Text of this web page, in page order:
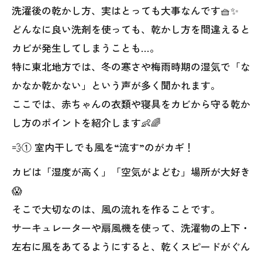
洗濯後の乾かし方、実はとっても大事なんです🧺✨
どんなに良い洗剤を使っても、乾かし方を間違えると
カビが発生してしまうことも…。
特に東北地方では、冬の寒さや梅雨時期の湿気で「な
かなか乾かない」という声が多く聞かれます。
ここでは、赤ちゃんの衣類や寝具をカビから守る乾か
し方のポイントを紹介します👶🌈
💨① 室内干しでも風を“流す”のがカギ！
カビは「湿度が高く」「空気がよどむ」場所が大好き
😱
そこで大切なのは、風の流れを作ることです。
サーキュレーターや扇風機を使って、洗濯物の上下・
左右に風をあてるようにすると、乾くスピードがぐん